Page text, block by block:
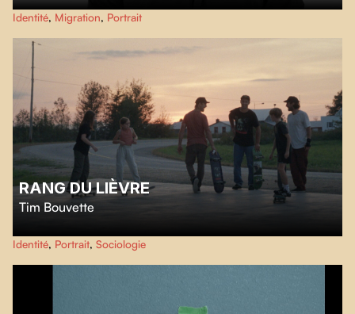
Sur le vaste territoire d'Eeyou Istchee Baie-James, des personnes
immigrantes issues de l'Afrique subsaharienne doivent réapprendre à vivre
au rythme de l'hiver.
Identité, Migration, Portrait
RANG DU LIÈVRE
Tim Bouvette
Jeanne, 10 ans, passionnée de glisse et neuroatypique, doit apprendre à
cultiver sa confiance et à s'appuyer sur ses forces pour surmonter ses défis.
Identité, Portrait, Sociologie